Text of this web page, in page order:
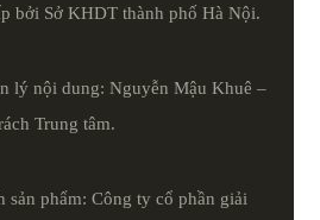
bởi Sở KHDT thành phố Hà Nội.
lý nội dung: Nguyễn Mậu Khuê –
Trung tâm.
sản phẩm: Công ty cổ phần giải